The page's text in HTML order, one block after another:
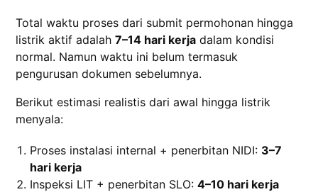
Total waktu proses dari submit permohonan hingga
listrik aktif adalah 7–14 hari kerja dalam kondisi
normal. Namun waktu ini belum termasuk
pengurusan dokumen sebelumnya.
Berikut estimasi realistis dari awal hingga listrik
menyala:
Proses instalasi internal + penerbitan NIDI: 3–7
hari kerja
Inspeksi LIT + penerbitan SLO: 4–10 hari kerja